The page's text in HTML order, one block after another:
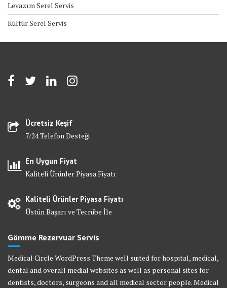
Levazım Serel Servis
Kültür Serel Servis
Ücretsiz Keşif
7/24 Telefon Desteği
En Uygun Fiyat
Kaliteli Ürünler Piyasa Fiyatı
Kaliteli Ürünler Piyasa Fiyatı
Üstün Başarı ve Tecrübe İle
Gömme Rezervuar Servis
Medical Circle WordPress Theme well suited for hospital, medical,
dental and overall medial websites as well as personal sites for
dentists, doctors, surgeons and all medical sector people. Medical